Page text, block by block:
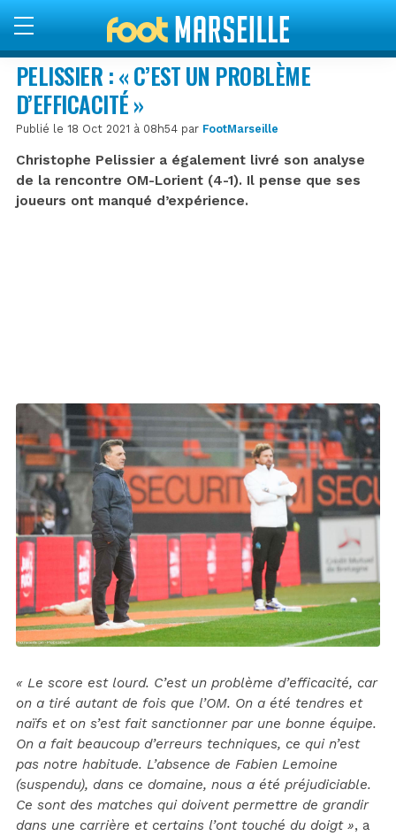
PELISSIER : « C’EST UN PROBLÈME
D’EFFICACITÉ »
Publié le 18 Oct 2021 à 08h54 par FootMarseille
Christophe Pelissier a également livré son analyse
de la rencontre OM-Lorient (4-1). Il pense que ses
joueurs ont manqué d’expérience.
« Le score est lourd. C’est un problème d’efficacité, car
on a tiré autant de fois que l’OM. On a été tendres et
naïfs et on s’est fait sanctionner par une bonne équipe.
On a fait beaucoup d’erreurs techniques, ce qui n’est
pas notre habitude. L’absence de Fabien Lemoine
(suspendu), dans ce domaine, nous a été préjudiciable.
Ce sont des matches qui doivent permettre de grandir
dans une carrière et certains l’ont touché du doigt », a